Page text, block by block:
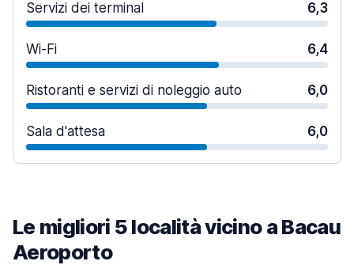
Servizi dei terminal 6,3
Wi-Fi 6,4
Ristoranti e servizi di noleggio auto 6,0
Sala d'attesa 6,0
Le migliori 5 località vicino a Bacau
Aeroporto